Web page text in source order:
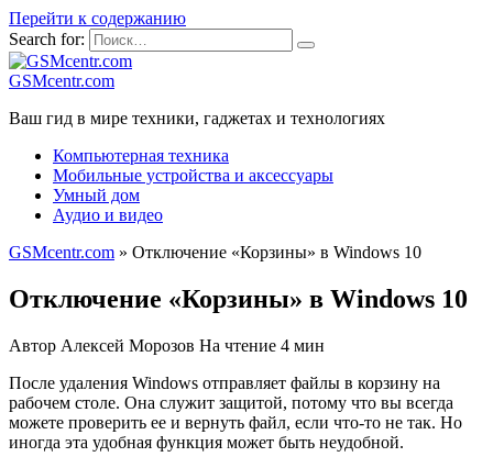
Перейти к содержанию
Search for:
GSMcentr.com
Ваш гид в мире техники, гаджетах и технологиях
Компьютерная техника
Мобильные устройства и аксессуары
Умный дом
Аудио и видео
GSMcentr.com » Отключение «Корзины» в Windows 10
Отключение «Корзины» в Windows 10
Автор Алексей Морозов На чтение 4 мин
После удаления Windows отправляет файлы в корзину на
рабочем столе. Она служит защитой, потому что вы всегда
можете проверить ее и вернуть файл, если что-то не так. Но
иногда эта удобная функция может быть неудобной.